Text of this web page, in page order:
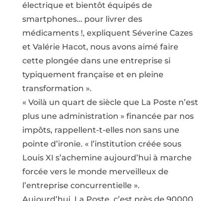
électrique et bientôt équipés de
smartphones… pour livrer des
médicaments !, expliquent Séverine Cazes
et Valérie Hacot, nous avons aimé faire
cette plongée dans une entreprise si
typiquement française et en pleine
transformation ».
« Voilà un quart de siècle que La Poste n’est
plus une administration » financée par nos
impôts, rappellent-t-elles non sans une
pointe d’ironie. « l’institution créée sous
Louis XI s’achemine aujourd’hui à marche
forcée vers le monde merveilleux de
l’entreprise concurrentielle ».